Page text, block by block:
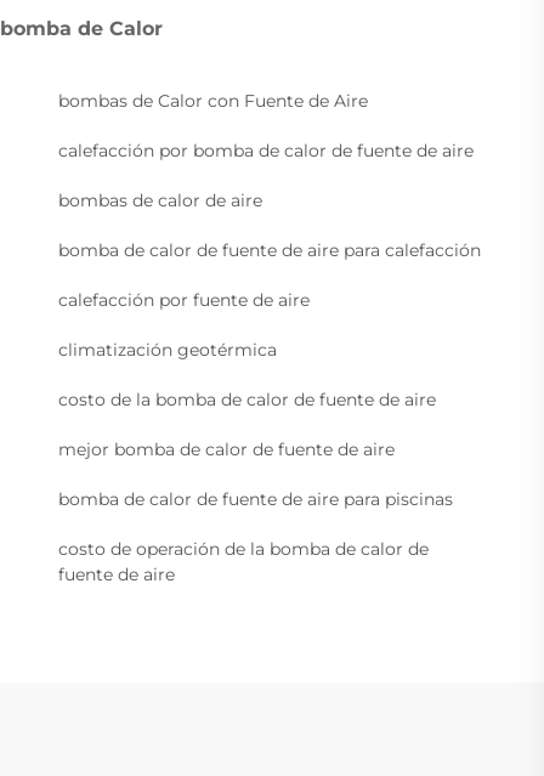
bomba de Calor
bombas de Calor con Fuente de Aire
calefacción por bomba de calor de fuente de aire
bombas de calor de aire
bomba de calor de fuente de aire para calefacción
calefacción por fuente de aire
climatización geotérmica
costo de la bomba de calor de fuente de aire
mejor bomba de calor de fuente de aire
bomba de calor de fuente de aire para piscinas
costo de operación de la bomba de calor de
fuente de aire